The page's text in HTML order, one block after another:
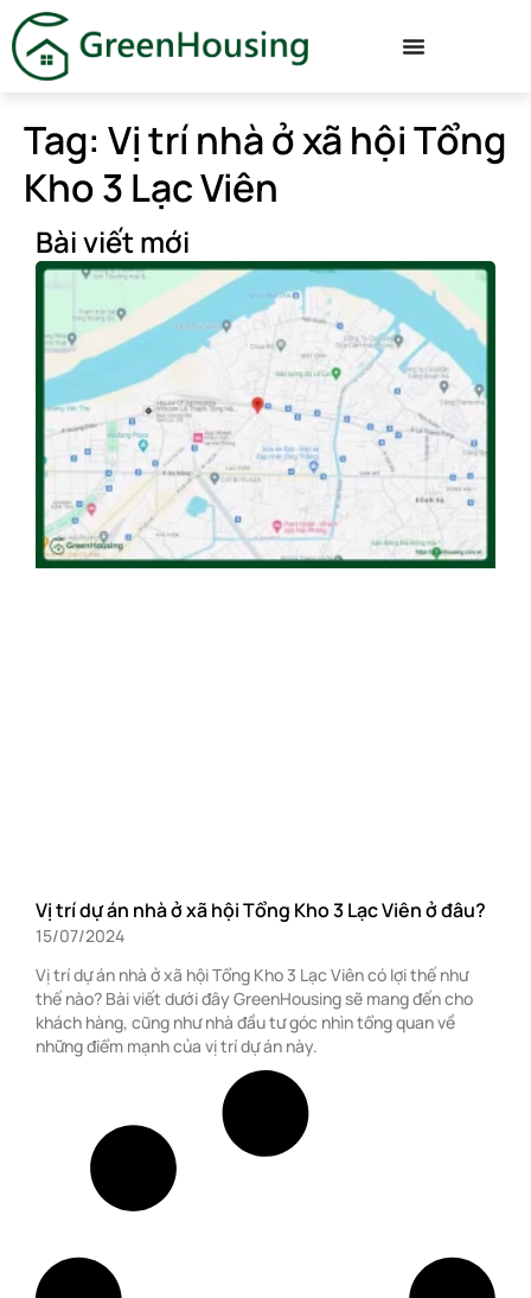
Tag: Vị trí nhà ở xã hội Tổng
Kho 3 Lạc Viên
Bài viết mới
Vị trí dự án nhà ở xã hội Tổng Kho 3 Lạc Viên ở đâu?
15/07/2024
Vị trí dự án nhà ở xã hội Tổng Kho 3 Lạc Viên có lợi thế như
thế nào? Bài viết dưới đây GreenHousing sẽ mang đến cho
khách hàng, cũng như nhà đầu tư góc nhìn tổng quan về
những điểm mạnh của vị trí dự án này.